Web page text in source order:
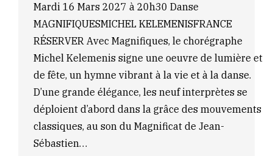
Mardi 16 Mars 2027 à 20h30 Danse
MAGNIFIQUESMICHEL KELEMENISFRANCE
RÉSERVER Avec Magnifiques, le chorégraphe
Michel Kelemenis signe une oeuvre de lumière et
de fête, un hymne vibrant à la vie et à la danse.
D’une grande élégance, les neuf interprètes se
déploient d’abord dans la grâce des mouvements
classiques, au son du Magnificat de Jean-
Sébastien…